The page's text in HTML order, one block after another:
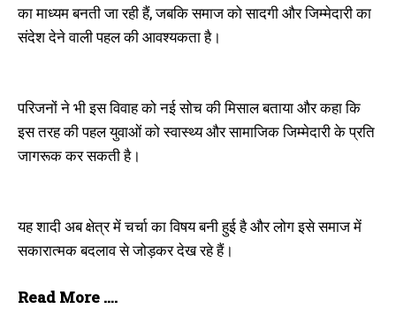
का माध्यम बनती जा रही हैं, जबकि समाज को सादगी और जिम्मेदारी का
संदेश देने वाली पहल की आवश्यकता है।
परिजनों ने भी इस विवाह को नई सोच की मिसाल बताया और कहा कि
इस तरह की पहल युवाओं को स्वास्थ्य और सामाजिक जिम्मेदारी के प्रति
जागरूक कर सकती है।
यह शादी अब क्षेत्र में चर्चा का विषय बनी हुई है और लोग इसे समाज में
सकारात्मक बदलाव से जोड़कर देख रहे हैं।
Read More ….